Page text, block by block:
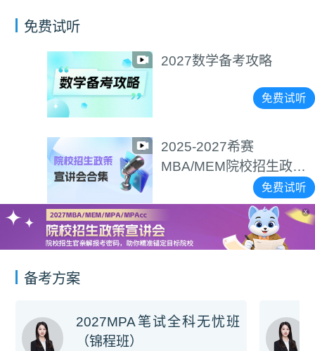
免费试听
2027数学备考攻略
免费试听
2025-2027希赛
MBA/MEM院校招生政策
宣讲会合集
免费试听
X
备考方案
2027MPA笔试全科无忧班
（锦程班）